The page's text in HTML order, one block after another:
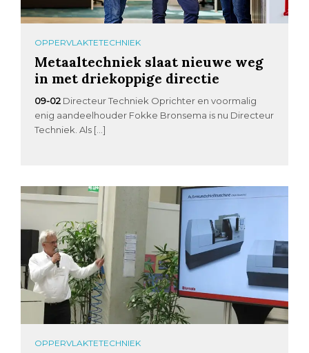
OPPERVLAKTETECHNIEK
Metaaltechniek slaat nieuwe weg
in met driekoppige directie
09-02 Directeur Techniek Oprichter en voormalig
enig aandeelhouder Fokke Bronsema is nu Directeur
Techniek. Als […]
OPPERVLAKTETECHNIEK